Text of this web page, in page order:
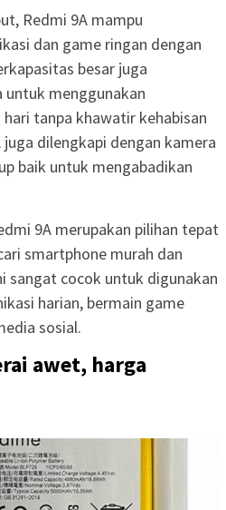
Redmi 9A mampu
dan game ringan dengan
besar juga
untuk menggunakan
tanpa khawatir kehabisan
juga dilengkapi dengan kamera
baik untuk mengabadikan
9A merupakan pilihan tepat
smartphone murah dan
sangat cocok untuk digunakan
harian, bermain game
sosial.
awet, harga